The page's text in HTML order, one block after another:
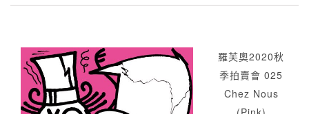
羅芙奧2020秋
季拍賣會 025
Chez Nous